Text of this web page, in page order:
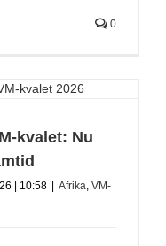
0
kvalet: Nu
| 10:58 | Afrika, VM-